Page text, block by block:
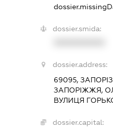
dossier.smida:
dossier.address:
69095,
ЗАПОРІЖЖЯ,
ВУЛИЦЯ
dossier.capital: